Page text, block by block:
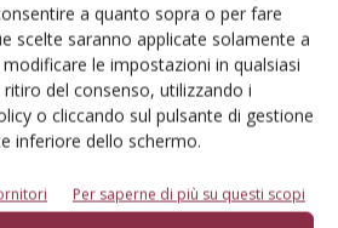
a quanto sopra o per fare
scelte saranno applicate solamente a
le impostazioni in qualsiasi
del consenso, utilizzando i
o cliccando sul pulsante di gestione
inferiore dello schermo.
Per saperne di più su questi scopi
caratterizzato da
delle poche strategie per
e rimanere competitivi è
Il workshop rientra nelle attività del
varietali” e affronterà
brevetti ed aspetti legali,